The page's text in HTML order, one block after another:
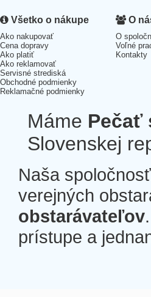
Všetko o nákupe
Ako nakupovať
Cena dopravy
Ako platiť
Ako reklamovať
Servisné strediská
Obchodné podmienky
Reklamačné podmienky
O
O
Voľné
Kontakty
Máme Pečať
Slovenskej
Naša
verejných
obstarávateľov
prístupe a